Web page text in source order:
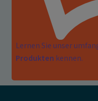
Lernen Sie unser
Produkten kennen.